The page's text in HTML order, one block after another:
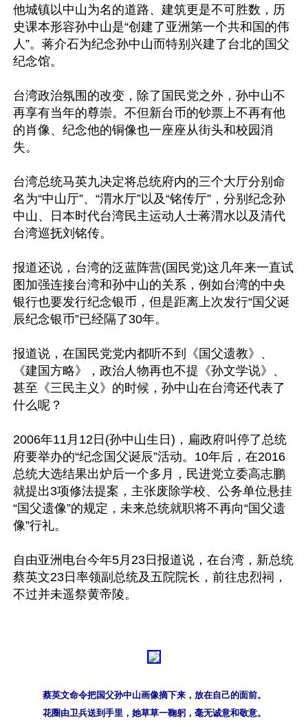
他城镇以中山为名的道路、建筑更是不可胜数，历
史课本形容孙中山是“创建了亚洲第一个共和国的伟
人”。蒋介石为纪念孙中山而特别兴建了台北的国父
纪念馆。
台湾政治氛围的改变，除了国民党之外，孙中山不
再享有当年的尊崇。不但新台币的钞票上不再有他
的肖像、纪念他的铜像也一座座从街头和校园消
失。
台湾总统马英九决定将总统府内的三个大厅分别命
名为“中山厅”、“渭水厅”以及“铭传厅”，分别纪念孙
中山、日本时代台湾民主运动人士蒋渭水以及清代
台湾巡抚刘铭传。
报道还说，台湾的泛蓝阵营(国民党)这几年来一直试
图加强连接台湾和孙中山的关系，例如台湾的中央
银行也要发行纪念银币，但是距离上次发行“国父诞
辰纪念银币”已经隔了30年。
报道说，在国民党党内都听不到《国父遗教》、
《建国方略》，政治人物再也不提《孙文学说》、
甚至《三民主义》的时候，孙中山在台湾还代表了
什么呢？
2006年11月12日(孙中山生日)，扁政府叫停了总统
府要举办的“纪念国父诞辰”活动。10年后，在2016
总统大选结果出炉后一个多月，民进党立委高志鹏
就提出3项修法提案，主张废除学校、公务单位悬挂
“国父遗像”的规定，未来总统就职将不再向“国父遗
像”行礼。
自由亚洲电台今年5月23日报道说，在台湾，新总统
蔡英文23日率领副总统及五院院长，前往忠烈祠，
不过并未遥祭黄帝陵。
蔡英文命令把国父孙中山画像摘下来，放在自己的面前。
花圈由卫兵送到手里，她草草一鞠躬，毫无诚意和敬意。